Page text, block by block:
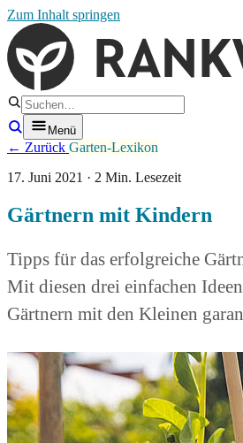
Zum Inhalt springen
Menü
← Zurück Garten-Lexikon
17. Juni 2021 · 2 Min. Lesezeit
Gärtnern mit Kindern
Tipps für das erfolgreiche
Mit diesen drei einfachen
Gärtnern mit den Kleinen